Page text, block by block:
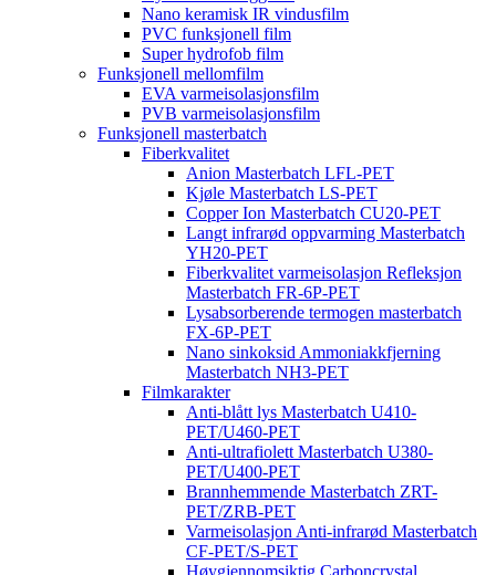
Nano keramisk IR vindusfilm
PVC funksjonell film
Super hydrofob film
Funksjonell mellomfilm
EVA varmeisolasjonsfilm
PVB varmeisolasjonsfilm
Funksjonell masterbatch
Fiberkvalitet
Anion Masterbatch LFL-PET
Kjøle Masterbatch LS-PET
Copper Ion Masterbatch CU20-PET
Langt infrarød oppvarming Masterbatch
YH20-PET
Fiberkvalitet varmeisolasjon Refleksjon
Masterbatch FR-6P-PET
Lysabsorberende termogen masterbatch
FX-6P-PET
Nano sinkoksid Ammoniakkfjerning
Masterbatch NH3-PET
Filmkarakter
Anti-blått lys Masterbatch U410-
PET/U460-PET
Anti-ultrafiolett Masterbatch U380-
PET/U400-PET
Brannhemmende Masterbatch ZRT-
PET/ZRB-PET
Varmeisolasjon Anti-infrarød Masterbatch
CF-PET/S-PET
Høygjennomsiktig Carboncrystal